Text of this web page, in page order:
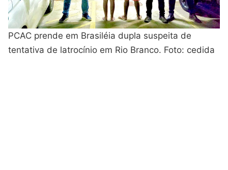
PCAC prende em Brasiléia dupla suspeita de
tentativa de latrocínio em Rio Branco. Foto: cedida